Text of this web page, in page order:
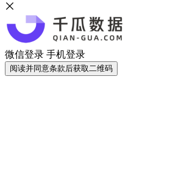
微信登录 手机登录
阅读并同意条款后获取二维码